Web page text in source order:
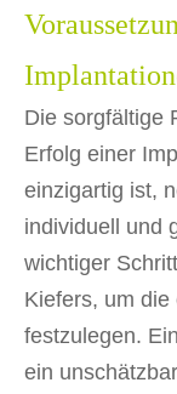
Die sorgfältige
Erfolg einer
einzigartig ist,
individuell und
wichtiger
Kiefers, um
festzulegen.
ein